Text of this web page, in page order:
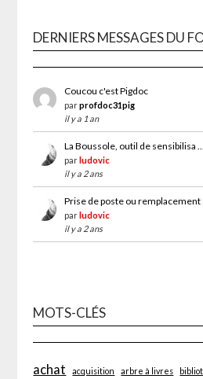
DERNIERS MESSAGES DU
Coucou c'est Pigdoc
parprofdoc31pig
il y a 1 an
La Boussole, outil de sensibilisa
par ludovic
il y a 2 ans
Prise de poste ou remplacement
par ludovic
il y a 2 ans
MOTS-CLÉS
achat acquisition arbre à livres